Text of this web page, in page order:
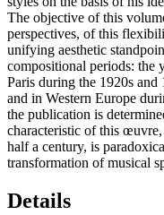
The objective of this
perspectives, of this
unifying aesthetic
compositional periods: the
Paris during the 1920s
and in Western Europe
the publication is
characteristic of this
half a century, is
transformation of musical
Details